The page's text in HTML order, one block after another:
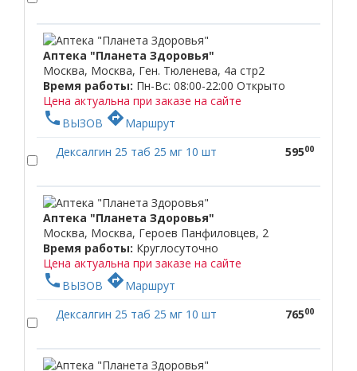
Аптека "Планета Здоровья"
Москва, Москва, Ген. Тюленева, 4а стр2
Время работы: Пн-Вс: 08:00-22:00 Открыто
Цена актуальна при заказе на сайте
phone ВЫЗОВ directionsМаршрут
Дексалгин 25 таб 25 мг 10 шт
59500
Аптека "Планета Здоровья"
Москва, Москва, Героев Панфиловцев, 2
Время работы: Круглосуточно
Цена актуальна при заказе на сайте
phone ВЫЗОВ directionsМаршрут
Дексалгин 25 таб 25 мг 10 шт
76500